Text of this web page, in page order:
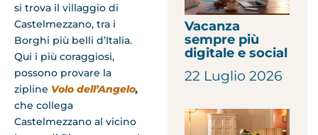
si trova il villaggio di
Castelmezzano, tra i
Borghi più belli d’Italia.
Qui i più coraggiosi,
possono provare la
zipline Volo dell’Angelo,
che collega
Castelmezzano al vicino
Vacanza
sempre più
digitale e social
22 Luglio 2026